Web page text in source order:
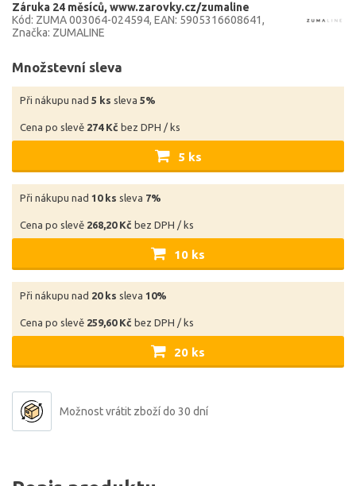
Záruka 24 měsíců www.zarovky.cz/zumaline
Kód: ZUMA 003064-024594 EAN: 5905316608641
Značka: ZUMALINE
Množstevní sleva
Při nákupu nad 5 ks sleva 5%
Cena po slevě 274 Kč bez DPH / ks
5 ks
Při nákupu nad 10 ks sleva 7%
Cena po slevě 268,20 Kč bez DPH / ks
10 ks
Při nákupu nad 20 ks sleva 10%
Cena po slevě 259,60 Kč bez DPH / ks
20 ks
Možnost vrátit zboží do 30 dní